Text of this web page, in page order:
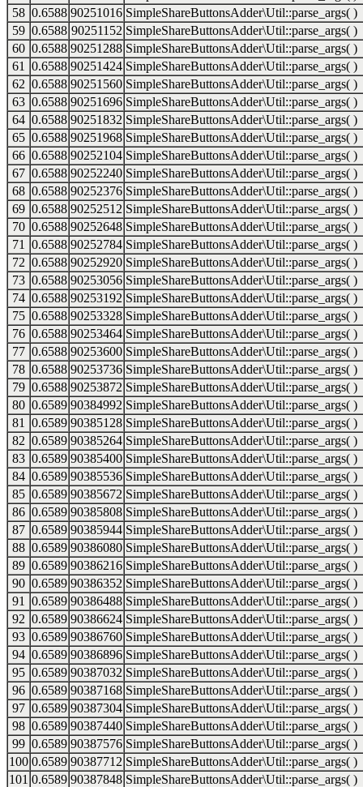
58 0.6588 90251016 SimpleShareButtonsAdder\Util::parse_args( )
59 0.6588 90251152 SimpleShareButtonsAdder\Util::parse_args( )
60 0.6588 90251288 SimpleShareButtonsAdder\Util::parse_args( )
61
0.6588 90251424 SimpleShareButtonsAdder\Util::parse_args( )
62 0.6588 90251560 SimpleShareButtonsAdder\Util::parse_args( )
63 0.6588 90251696 SimpleShareButtonsAdder\Util::parse_args( )
64 0.6588 90251832 SimpleShareButtonsAdder\Util::parse_args( )
65 0.6588 90251968 SimpleShareButtonsAdder\Util::parse_args( )
66 0.6588 90252104 SimpleShareButtonsAdder\Util::parse_args( )
67 0.6588 90252240 SimpleShareButtonsAdder\Util::parse_args( )
68 0.6588 90252376 SimpleShareButtonsAdder\Util::parse_args( )
69 0.6588 90252512 SimpleShareButtonsAdder\Util::parse_args( )
70 0.6588 90252648 SimpleShareButtonsAdder\Util::parse_args( )
71
0.6588 90252784 SimpleShareButtonsAdder\Util::parse_args( )
72 0.6588 90252920 SimpleShareButtonsAdder\Util::parse_args( )
73 0.6588 90253056 SimpleShareButtonsAdder\Util::parse_args( )
74 0.6588 90253192 SimpleShareButtonsAdder\Util::parse_args( )
75 0.6588 90253328 SimpleShareButtonsAdder\Util::parse_args( )
76 0.6588 90253464 SimpleShareButtonsAdder\Util::parse_args( )
77 0.6588 90253600 SimpleShareButtonsAdder\Util::parse_args( )
78 0.6588 90253736 SimpleShareButtonsAdder\Util::parse_args( )
79 0.6588 90253872 SimpleShareButtonsAdder\Util::parse_args( )
80 0.6589 90384992 SimpleShareButtonsAdder\Util::parse_args( )
81
0.6589 90385128 SimpleShareButtonsAdder\Util::parse_args( )
82 0.6589 90385264 SimpleShareButtonsAdder\Util::parse_args( )
83 0.6589 90385400 SimpleShareButtonsAdder\Util::parse_args( )
84 0.6589 90385536 SimpleShareButtonsAdder\Util::parse_args( )
85 0.6589 90385672 SimpleShareButtonsAdder\Util::parse_args( )
86 0.6589 90385808 SimpleShareButtonsAdder\Util::parse_args( )
87 0.6589 90385944 SimpleShareButtonsAdder\Util::parse_args( )
88 0.6589 90386080 SimpleShareButtonsAdder\Util::parse_args( )
89 0.6589 90386216 SimpleShareButtonsAdder\Util::parse_args( )
90 0.6589 90386352 SimpleShareButtonsAdder\Util::parse_args( )
91
0.6589 90386488 SimpleShareButtonsAdder\Util::parse_args( )
92 0.6589 90386624 SimpleShareButtonsAdder\Util::parse_args( )
93 0.6589 90386760 SimpleShareButtonsAdder\Util::parse_args( )
94 0.6589 90386896 SimpleShareButtonsAdder\Util::parse_args( )
95 0.6589 90387032 SimpleShareButtonsAdder\Util::parse_args( )
96 0.6589 90387168 SimpleShareButtonsAdder\Util::parse_args( )
97 0.6589 90387304 SimpleShareButtonsAdder\Util::parse_args( )
98 0.6589 90387440 SimpleShareButtonsAdder\Util::parse_args( )
99 0.6589 90387576 SimpleShareButtonsAdder\Util::parse_args( )
100 0.6589 90387712 SimpleShareButtonsAdder\Util::parse_args( )
101 0.6589 90387848 SimpleShareButtonsAdder\Util::parse_args( )